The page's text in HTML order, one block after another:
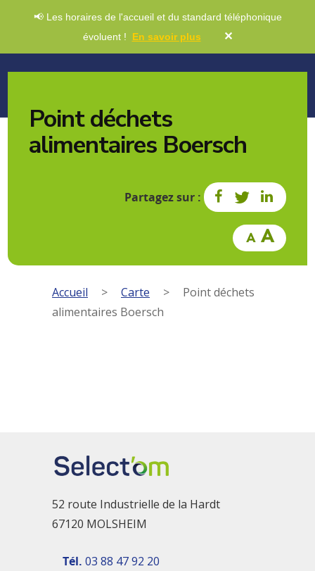
📢 Les horaires de l'accueil et du standard téléphonique
évoluent ! En savoir plus ✕
Point déchets
alimentaires Boersch
Partagez sur :
Accueil > Carte >
Point déchets
alimentaires Boersch
52 route Industrielle de la Hardt
67120 MOLSHEIM
Tél. 03 88 47 92 20